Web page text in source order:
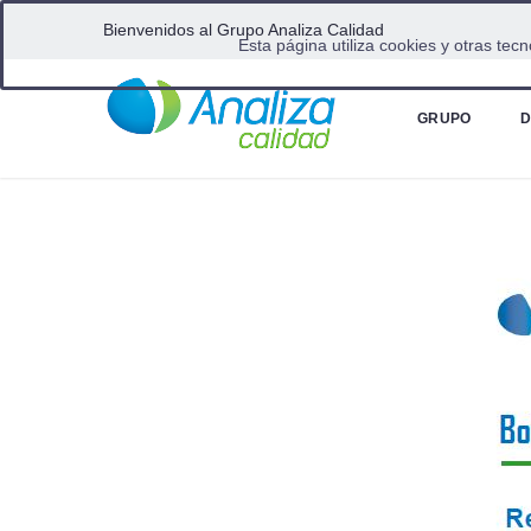
Bienvenidos al Grupo Analiza Calidad
GRUPO
Home
Esta página utiliza cookies y otras